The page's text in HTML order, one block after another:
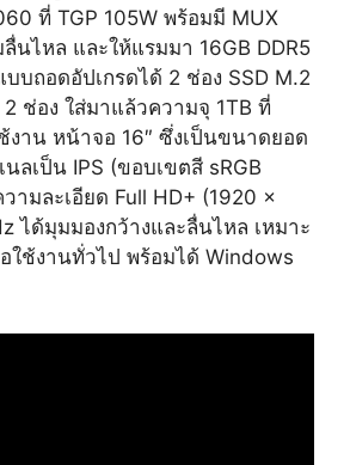
ที่ TGP 105W พร้อมมี MUX
นไหล และให้แรมมา 16GB DDR5
บถอดอัปเกรดได้ 2 ช่อง SSD M.2
ช่อง ใส่มาแล้วความจุ 1TB ที่
งาน หน้าจอ 16″ ซึ่งเป็นขนาดยอด
ลเป็น IPS (ขอบเขตสี sRGB
ามละเอียด Full HD+ (1920 x
ได้มุมมองกว้างและลื่นไหล เหมาะ
ใช้งานทั่วไป พร้อมได้ Windows